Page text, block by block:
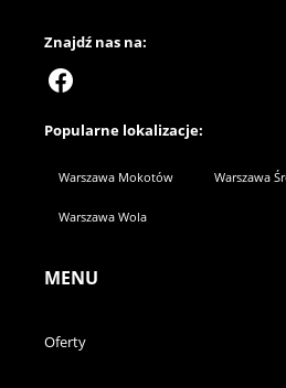
Znajdź nas na:
Popularne lokalizacje:
Warszawa Mokotów Warszawa
Warszawa Wola
MENU
Oferty